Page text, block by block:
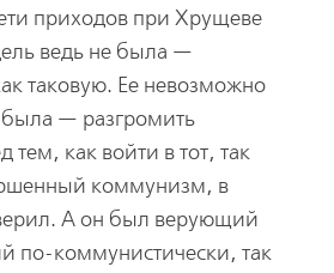
приходов при Хрущеве
ведь не была —
таковую. Ее невозможно
— разгромить
тем, как войти в тот, так
коммунизм, в
А он был верующий
по-коммунистически, так